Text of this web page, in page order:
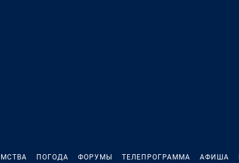
ПОГОДА ФОРУМЫ ТЕЛЕПРОГРАММА АФИША